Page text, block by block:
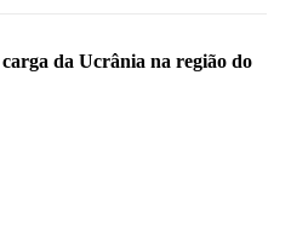
da Ucrânia na região do